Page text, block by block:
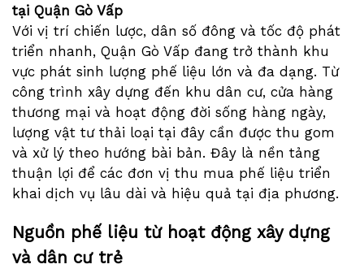
tại Quận Gò Vấp
Với vị trí chiến lược, dân số đông và tốc độ phát
triển nhanh, Quận Gò Vấp đang trở thành khu
vực phát sinh lượng phế liệu lớn và đa dạng. Từ
công trình xây dựng đến khu dân cư, cửa hàng
thương mại và hoạt động đời sống hàng ngày,
lượng vật tư thải loại tại đây cần được thu gom
và xử lý theo hướng bài bản. Đây là nền tảng
thuận lợi để các đơn vị thu mua phế liệu triển
khai dịch vụ lâu dài và hiệu quả tại địa phương.
Nguồn phế liệu từ hoạt động xây dựng
và dân cư trẻ